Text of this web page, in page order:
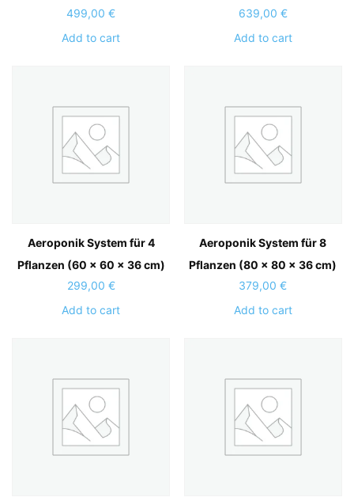
499,00€
Add to cart
639,00 €
Add to cart
Aeroponik System für 4
Pflanzen (60 x 60 x 36 cm)
299,00 €
Add to cart
Aeroponik System für 8
Pflanzen (80 x 80 x 36 cm)
379,00€
Add to cart